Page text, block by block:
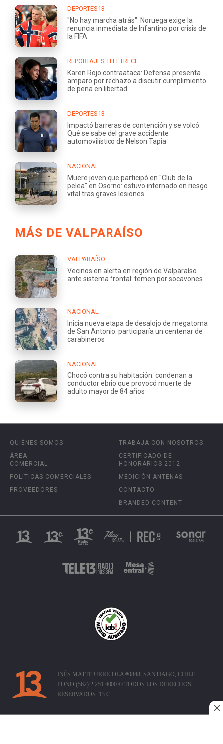
DEPORTES13
"No hay marcha atrás": Noruega exige la
renuncia inmediata de Infantino por crisis de
la FIFA
REPORTAJES TELETRECE
Karen Rojo contraataca: Defensa presenta
amparo por rechazo a discutir cumplimiento
de pena en libertad
DEPORTES13
Impactó barreras de contención y se volcó:
Qué se sabe del grave accidente
automovilístico de Nelson Tapia
NACIONAL
Muere joven que participó en "Club de la
pelea" en Osorno: estuvo internado en riesgo
vital tras graves lesiones
MÁS DE VALPARAÍSO
VALPARAÍSO
Vecinos en alerta en región de Valparaíso
ante sistema frontal: temen por socavones
NACIONAL
Inicia nueva etapa de desalojo de megatoma
de San Antonio: participaría un centenar de
carabineros
NACIONAL
Chocó contra su habitación: condenan a
conductor ebrio que provocó muerte de
adulto mayor de 84 años
QUIÉNES SOMOS
ÁREA
COMERCIAL
POLÍTICAS COMERCIALES
PROVEEDORES
TRABAJA CON NOSOTROS
CERTIFICADO DE
HONORARIOS 2012
MEDICIÓN ANTENAS
CONTACTO
BRANDED CONTENT
INÉS MATTE URREJOLA #0848, SANTIAGO, CHILE
FONO (562) 2 251 4000 © TODOS LOS DERECHOS
RESERVADOS. 13.CL